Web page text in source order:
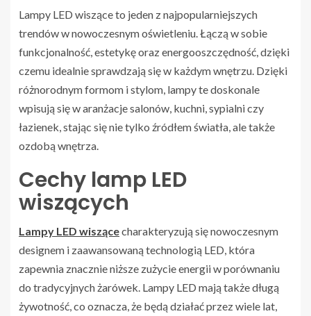
Lampy LED wiszące to jeden z najpopularniejszych
trendów w nowoczesnym oświetleniu. Łączą w sobie
funkcjonalność, estetykę oraz energooszczędność, dzięki
czemu idealnie sprawdzają się w każdym wnętrzu. Dzięki
różnorodnym formom i stylom, lampy te doskonale
wpisują się w aranżacje salonów, kuchni, sypialni czy
łazienek, stając się nie tylko źródłem światła, ale także
ozdobą wnętrza.
Cechy lamp LED
wiszących
Lampy LED wiszącecharakteryzują się nowoczesnym
designem i zaawansowaną technologią LED, która
zapewnia znacznie niższe zużycie energii w porównaniu
do tradycyjnych żarówek. Lampy LED mają także długą
żywotność, co oznacza, że będą działać przez wiele lat,